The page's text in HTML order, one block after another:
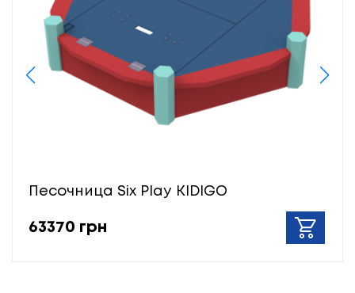
Песочница Six Play KIDIGO
63370 грн